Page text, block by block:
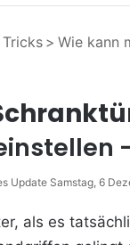
> Wie kann
Update Samstag, 6
als es